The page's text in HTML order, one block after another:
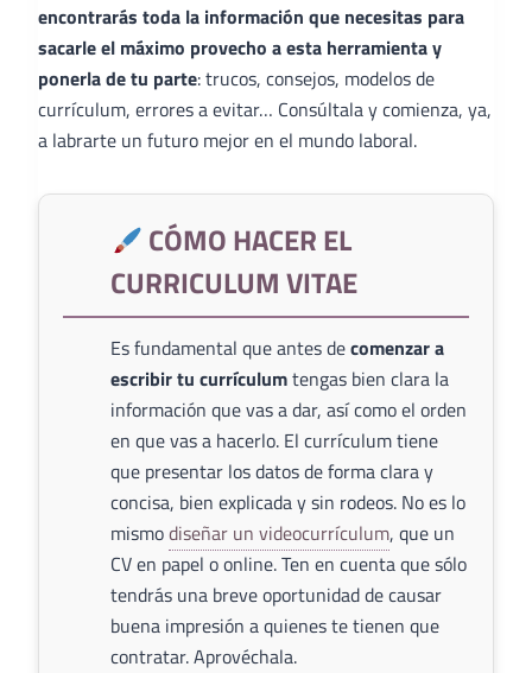
encontrarás toda la información que necesitas para
sacarle el máximo provecho a esta herramienta y
ponerla de tu parte: trucos, consejos, modelos de
currículum, errores a evitar… Consúltala y comienza, ya,
a labrarte un futuro mejor en el mundo laboral.
CÓMO HACER EL
CURRICULUM VITAE
Es fundamental que antes decomenzar a
escribir tu currículumtengas bien clara la
información que vas a dar, así como el orden
en que vas a hacerlo. El currículum tiene
que presentar los datos de forma clara y
concisa, bien explicada y sin rodeos. No es lo
mismodiseñar un videocurrículum, que un
CV en papel o online. Ten en cuenta que sólo
tendrás una breve oportunidad de causar
buena impresión a quienes te tienen que
contratar. Aprovéchala.